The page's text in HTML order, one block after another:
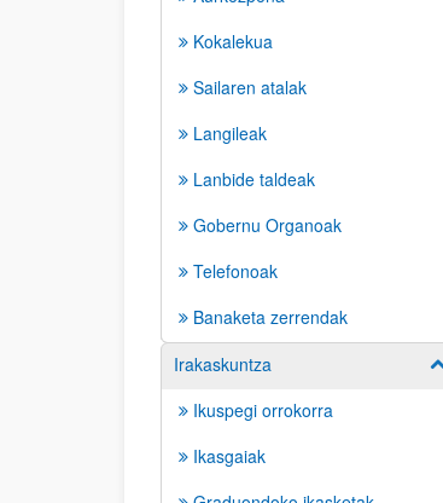
Kokalekua
Sailaren atalak
Langileak
Lanbide taldeak
Gobernu Organoak
Telefonoak
Banaketa zerrendak
Irakaskuntza
Ikuspegi orrokorra
Ikasgaiak